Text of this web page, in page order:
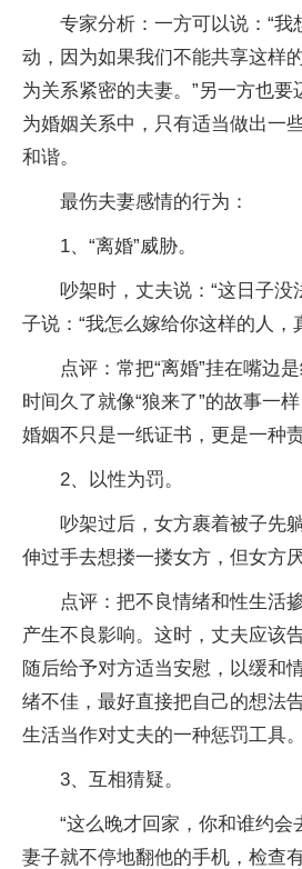
专家分析：一方可以说：“我
动，因为如果我们不能共享这样
为关系紧密的夫妻。”另一方也要
为婚姻关系中，只有适当做出一
和谐。
最伤夫妻感情的行为：
1、“离婚”威胁。
吵架时，丈夫说：“这日子没
子说：“我怎么嫁给你这样的人，
点评：常把“离婚”挂在嘴边
时间久了就像“狼来了”的故事一
婚姻不只是一纸证书，更是一种责
2、以性为罚。
吵架过后，女方裹着被子先
伸过手去想搂一搂女方，但女方
点评：把不良情绪和性生活
产生不良影响。这时，丈夫应该
随后给予对方适当安慰，以缓和
绪不佳，最好直接把自己的想法
生活当作对丈夫的一种惩罚工具。
3、互相猜疑。
“这么晚才回家，你和谁约会
妻子就不停地翻他的手机，检查